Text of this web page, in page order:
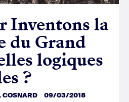
Inventons la
du Grand
logiques
?
COSNARD 09/03/2018